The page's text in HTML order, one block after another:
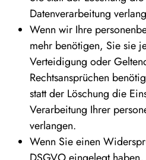
Datenverarbeitung
Wenn wir Ihre
mehr benötigen, Sie sie
Verteidigung oder
Rechtsansprüchen
statt der Löschung die
Verarbeitung Ihrer
verlangen.
Wenn Sie einen